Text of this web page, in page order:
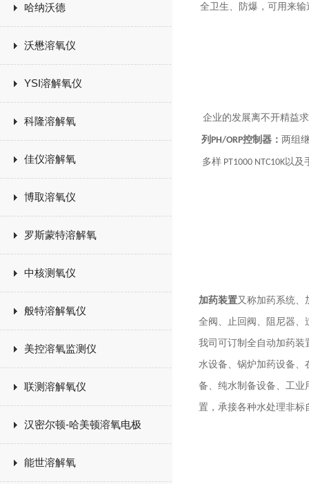
哈纳沃德
沃懋溶氧仪
YSI溶解氧仪
科隆溶解氧
佳仪溶解氧
博取溶氧仪
罗斯蒙特溶解氧
中核测氧仪
般特溶解氧仪
美控溶氧监测仪
联测溶解氧仪
汉密尔顿-哈美顿溶氧电极
能世溶解氧
全卫生、防爆，可用来
企业的发展离不开精益
列 PH/ORP控制器： 两组
多样 PT1000 NTC10K以及
加药装置又称加药系统
全阀、止回阀、阻尼器、
我司可订制全自动加药装
水设备、锅炉加药设备、
备、纯水制备设备、工业
置，承接各种水处理非标